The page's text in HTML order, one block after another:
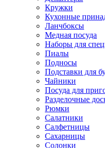
Кружки
Кухонные
Ланчбоксы
Медная посуда
Наборы для
Пиалы
Подносы
Подставки для
Чайники
Посуда для
Разделочные
Рюмки
Салатники
Салфетницы
Сахарницы
Солонки